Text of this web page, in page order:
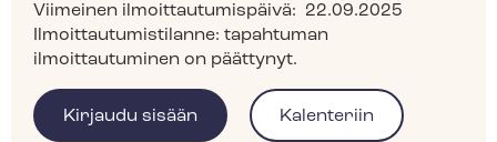
Viimeinen ilmoittautumispäivä: 22.09.2025
Ilmoittautumistilanne: tapahtuman
ilmoittautuminen on päättynyt.